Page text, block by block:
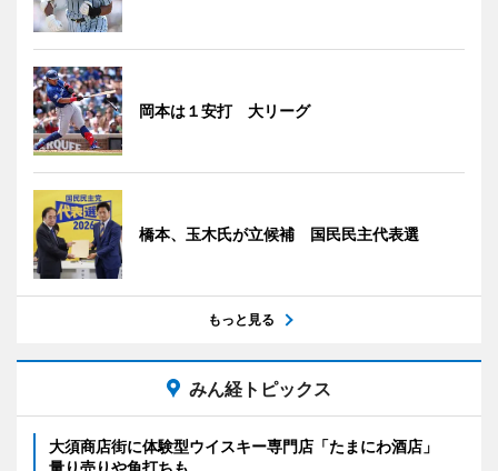
岡本は１安打 大リーグ
橋本、玉木氏が立候補 国民民主代表選
もっと見る
みん経トピックス
大須商店街に体験型ウイスキー専門店「たまにわ酒店」
量り売りや角打ちも